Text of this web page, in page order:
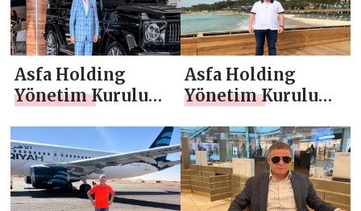
Mesajı
Mesajı
Asfa Holding
Yönetim Kurulu
Atasoy `dan 10
Aralık Dünya İnsan
Hakları Günü
Mesajı
Asfa Holding
Yönetim Kurulu
Atasoy `dan 24
Kasım
Öğretmenler Günü
Mesajı